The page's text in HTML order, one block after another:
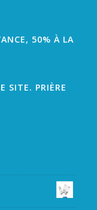
50% À LA
SITE. PRIÈRE